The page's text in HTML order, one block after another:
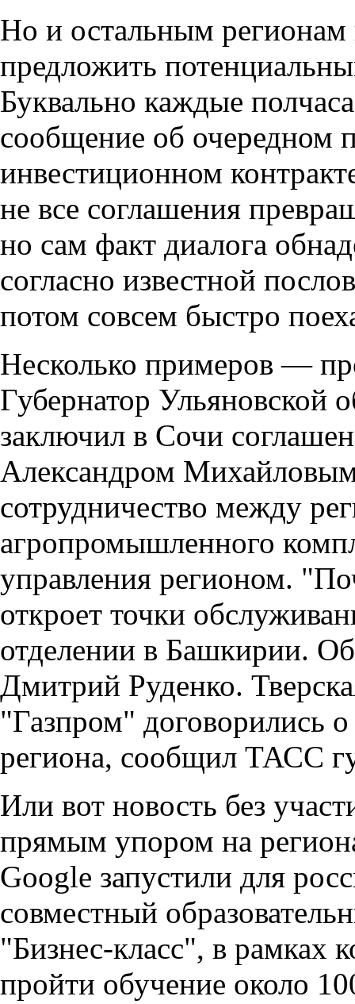
Но и остальным
предложить
Буквально каждые
сообщение об очередном
инвестиционном
не все соглашения
но сам факт диалога
согласно известной
потом совсем быстро
Несколько примеров —
Губернатор Ульяновской
заключил в Сочи
Александром
сотрудничество между
агропромышленного
управления регионом.
откроет точки
отделении в Башкирии.
Дмитрий Руденко.
"Газпром" договорились о
региона, сообщил ТАСС
Или вот новость без
прямым упором на
Google запустили для
совместный
"Бизнес-класс", в рамках
пройти обучение около